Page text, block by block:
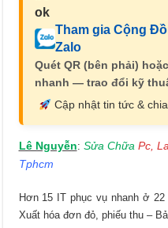
Tham gia Cộng
Zalo
Quét QR (bên phải)
nhanh — trao đổi kỹ
Cập nhật tin tức &
Lê Nguyễn: Sửa ChữaPc,
Tphcm
Hơn 15 IT phục vụ nhanh ở
Xuất hóa đơn đỏ, phiếu thu –